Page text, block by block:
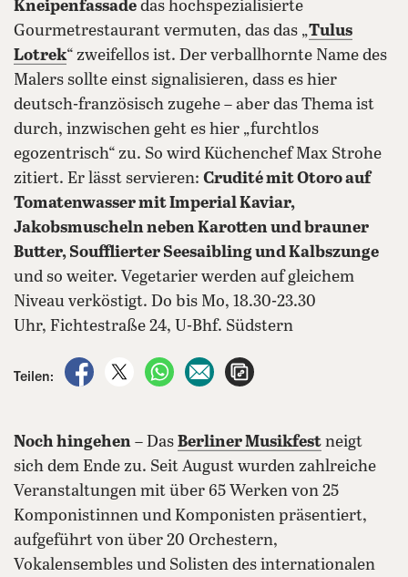
Kneipenfassade das hochspezialisierte
Gourmetrestaurant vermuten, das das „Tulus
Lotrek“ zweifellos ist. Der verballhornte Name des
Malers sollte einst signalisieren, dass es hier
deutsch-französisch zugehe – aber das Thema ist
durch, inzwischen geht es hier „furchtlos
egozentrisch“ zu. So wird Küchenchef Max Strohe
zitiert. Er lässt servieren: Crudité mit Otoro auf
Tomatenwasser mit Imperial Kaviar,
Jakobsmuscheln neben Karotten und brauner
Butter, Soufflierter Seesaibling und Kalbszunge
und so weiter. Vegetarier werden auf gleichem
Niveau verköstigt. Do bis Mo, 18.30-23.30
Uhr, Fichtestraße 24, U-Bhf. Südstern
Teilen:
auf Facebook teilen
auf X teilenper WhatsApp teilen
per E-Mail teilen
Noch hingehen – Das Berliner Musikfest neigt
sich dem Ende zu. Seit August wurden zahlreiche
Veranstaltungen mit über 65 Werken von 25
Komponistinnen und Komponisten präsentiert,
aufgeführt von über 20 Orchestern,
Vokalensembles und Solisten des internationalen